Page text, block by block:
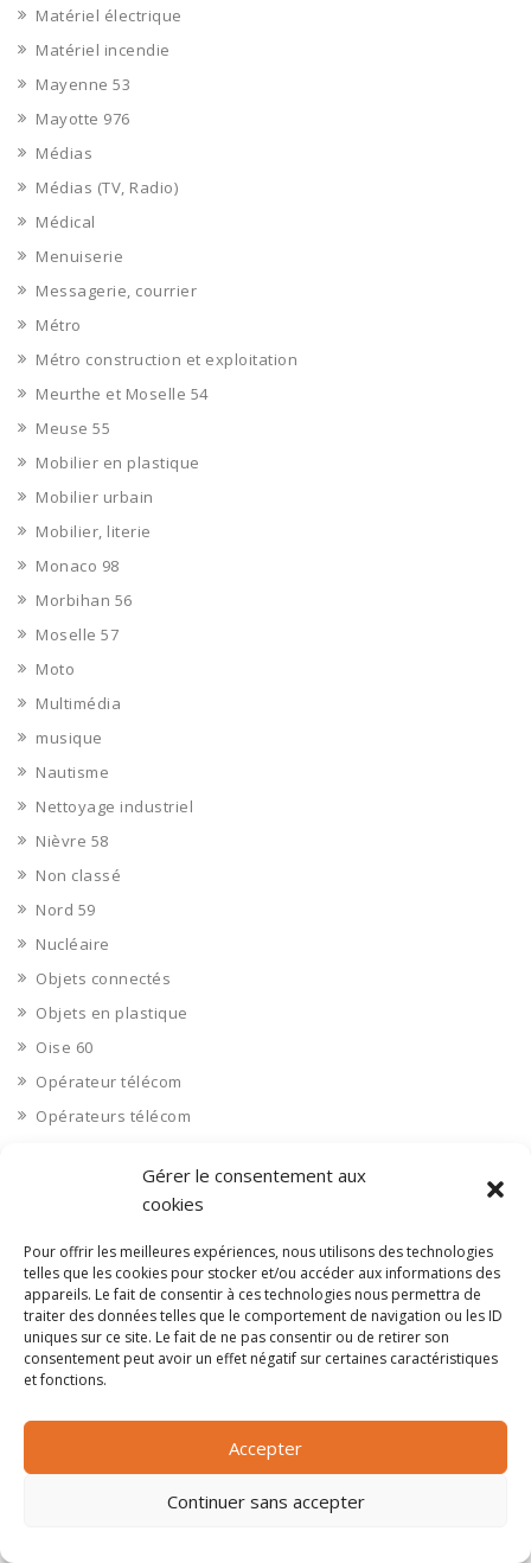
Gérer le consentement aux
cookies
Pour offrir les meilleures expériences, nous utilisons des technologies
telles que les cookies pour stocker et/ou accéder aux informations des
appareils. Le fait de consentir à ces technologies nous permettra de
traiter des données telles que le comportement de navigation ou les ID
uniques sur ce site. Le fait de ne pas consentir ou de retirer son
consentement peut avoir un effet négatif sur certaines caractéristiques
et fonctions.
Accepter
Continuer sans accepter
Matériel électrique
Matériel incendie
Mayenne 53
Mayotte 976
Médias
Médias (TV, Radio)
Médical
Menuiserie
Messagerie, courrier
Métro
Métro construction et exploitation
Meurthe et Moselle 54
Meuse 55
Mobilier en plastique
Mobilier urbain
Mobilier, literie
Monaco 98
Morbihan 56
Moselle 57
Moto
Multimédia
musique
Nautisme
Nettoyage industriel
Nièvre 58
Non classé
Nord 59
Nucléaire
Objets connectés
Objets en plastique
Oise 60
Opérateur télécom
Opérateurs télécom
Ouvrages d’art
Paramédical, compléments alimentaires
Paris 75
Pas de Calais 62
Pêche
Petite distribution
Pharmaceutique, médicaments